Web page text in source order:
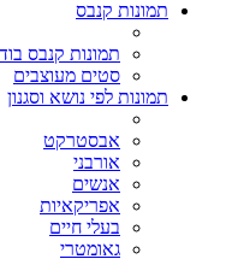
תמונות קנבס
תמונות קנבס
סטים מעוצבים
תמונות לפי נושא וסגנון
אבסטרקט
אורבני
אנשים
אפריקאיות
בעלי חיים
גאומטרי